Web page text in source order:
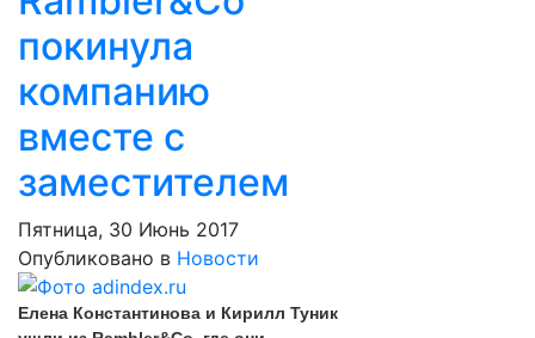
покинула
компанию
вместе с
заместителем
Пятница, 30 Июнь 2017
Опубликовано в Новости
Елена Константинова и Кирилл Туник